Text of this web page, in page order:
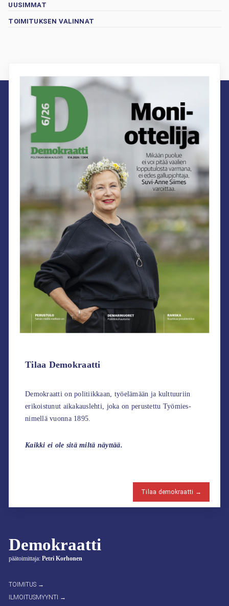
UUSIMMAT
TOIMITUKSEN VALINNAT
Demokraatti
päätoimittaja: Petri Korhonen
TOIMITUS →
ILMOITUSMYYNTI →
Tilaa Demokraatti
Demokraatti on politiikkaan, työelämään ja kulttuuriin
erikoistunut aikakauslehti, joka on perustettu Työmies-
nimellä vuonna 1895.
Kaikki ei ole sitä miltä näyttää.
Tilaa demokraatti →